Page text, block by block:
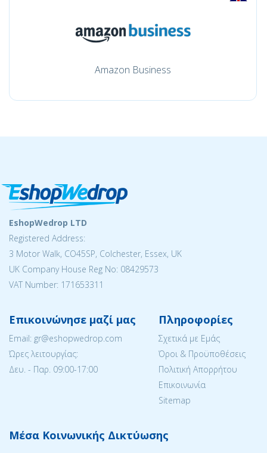
Amazon Business
EshopWedrop LTD
Registered Address:
3 Motor Walk, CO45SP, Colchester, Essex, UK
UK Company House Reg No: 08429573
VAT Number: 171653311
Επικοινώνησε μαζί μας
Email: gr@eshopwedrop.com
Ώρες λειτουργίας:
Δευ. - Παρ. 09:00-17:00
Πληροφορίες
Σχετικά με Εμάς
Όροι & Προϋποθέσεις
Πολιτική Απορρήτου
Επικοινωνία
Sitemap
Μέσα Κοινωνικής Δικτύωσης